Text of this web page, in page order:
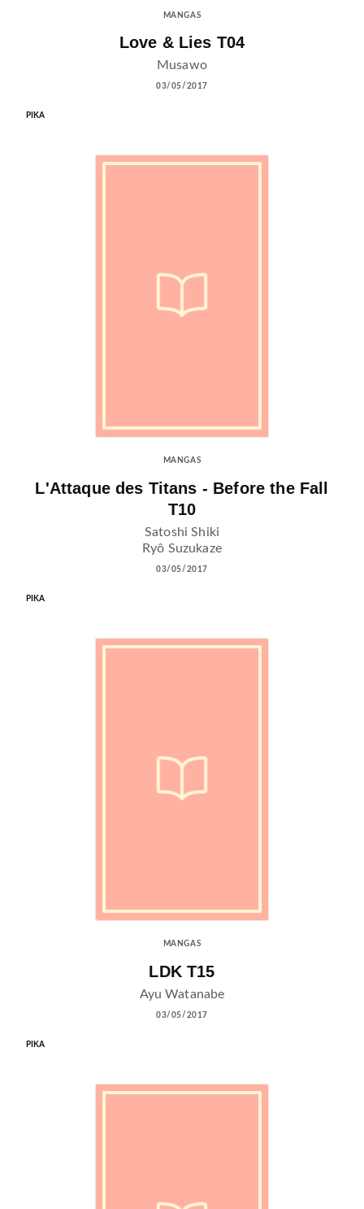
MANGAS
Love & Lies T04
Musawo
03/05/2017
PIKA
MANGAS
L'Attaque des Titans - Before the Fall
T10
Satoshi Shiki
Ryô Suzukaze
03/05/2017
PIKA
MANGAS
LDK T15
Ayu Watanabe
03/05/2017
PIKA